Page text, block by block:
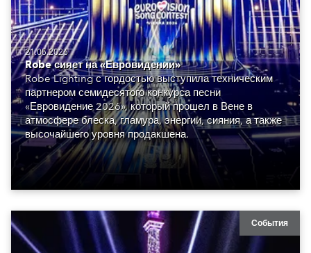
21.05.2026
Robe сияет на «Евровидении»
Robe Lighting с гордостью выступила техническим
партнером семидесятого конкурса песни
«Евровидение 2026», который прошел в Вене в
атмосфере блеска, гламура, энергии, сияния, а также
высочайшего уровня продакшена.
События